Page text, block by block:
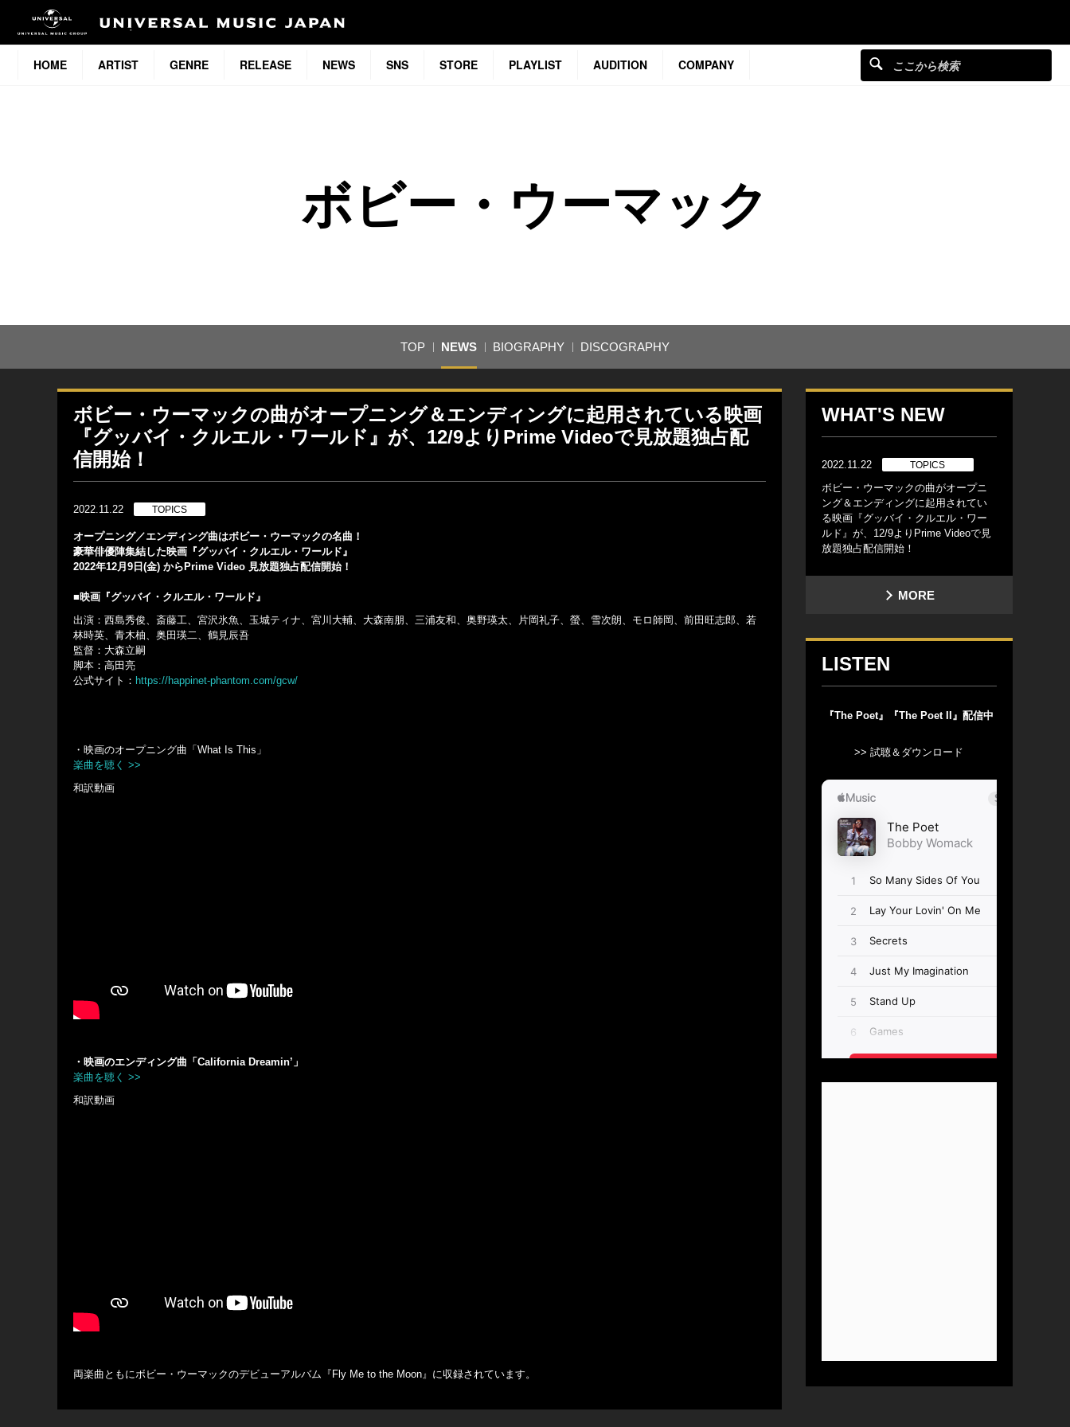
HOME ARTIST GENRE RELEASE NEWS SNS STORE PLAYLIST AUDITION COMPANY
ボビー・ウーマック
TOP NEWS BIOGRAPHY DISCOGRAPHY
ボビー・ウーマックの曲がオープニング＆エンディングに起用されている映画
『グッバイ・クルエル・ワールド』が、12/9よりPrime Videoで見放題独占配
信開始！
2022.11.22 TOPICS
オープニング／エンディング曲はボビー・ウーマックの名曲！
豪華俳優陣集結した映画『グッバイ・クルエル・ワールド』
2022年12月9日(金) からPrime Video 見放題独占配信開始！
■映画『グッバイ・クルエル・ワールド』
出演：⻄島秀俊、斎藤工、宮沢氷魚、玉城ティナ、宮川大輔、大森南朋、三浦友和、奥野瑛太、片岡礼子、螢、雪次朗、モロ師岡、前田旺志郎、若
林時英、⻘木柚、奥田瑛二、鶴見辰吾
監督：大森立嗣
脚本：高田亮
公式サイト： https://happinet-phantom.com/gcw/
・映画のオープニング曲「What Is This」
楽曲を聴く >>
和訳動画
・映画のエンディング曲「California Dreamin’」
楽曲を聴く >>
和訳動画
両楽曲ともにボビー・ウーマックのデビューアルバム『Fly Me to the Moon』に収録されています。
WHAT'S NEW
2022.11.22 TOPICS
ボビー・ウーマックの曲がオープニ
ング＆エンディングに起用されてい
る映画『グッバイ・クルエル・ワー
ルド』が、12/9よりPrime Videoで見
放題独占配信開始！
MORE
LISTEN
『The Poet』『The Poet II』配信中
>> 試聴＆ダウンロード